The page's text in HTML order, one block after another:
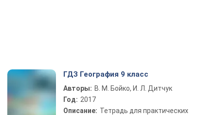
ГДЗ География 9 класс
Авторы: В. М. Бойко, И. Л. Дитчук
Год: 2017
Описание: Тетрадь для практических